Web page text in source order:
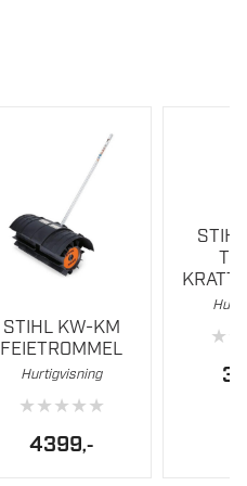
STIHL KW-KM
FEIETROMMEL
Hurtigvisning
★★★★★
4399,-
★